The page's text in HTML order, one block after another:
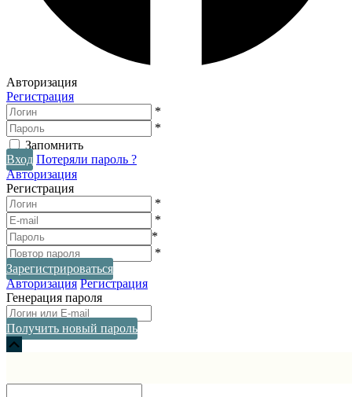
Авторизация
Регистрация
*
*
Запомнить
Вход Потеряли пароль ?
Авторизация
Регистрация
*
*
*
*
Зарегистрироваться
Авторизация Регистрация
Генерация пароля
Получить новый пароль
Прокрутка